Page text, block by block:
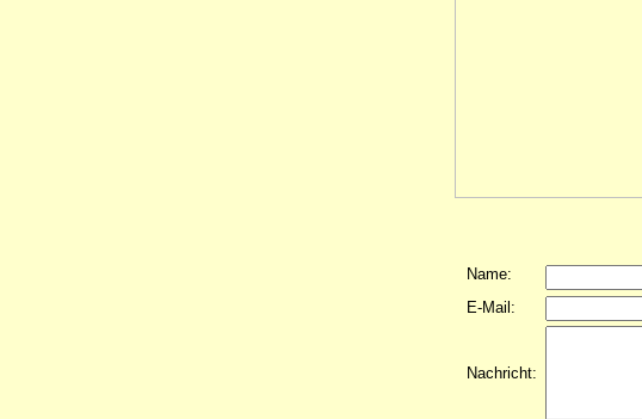
Name:
E-Mail:
Nachricht: